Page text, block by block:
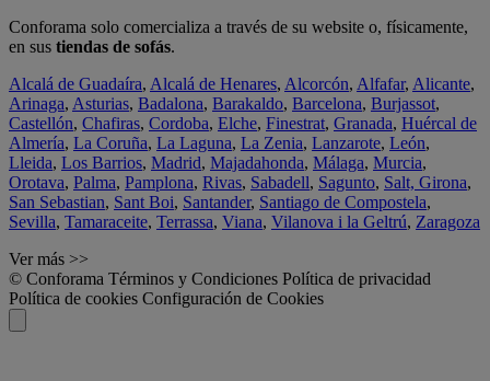
Conforama solo comercializa a través de su website o, físicamente,
en sus tiendas de sofás.
Alcalá de Guadaíra, Alcalá de Henares, Alcorcón, Alfafar, Alicante,
Arinaga, Asturias, Badalona, Barakaldo, Barcelona, Burjassot,
Castellón, Chafiras, Cordoba, Elche, Finestrat, Granada, Huércal de
Almería, La Coruña, La Laguna, La Zenia, Lanzarote, León,
Lleida, Los Barrios, Madrid, Majadahonda, Málaga, Murcia,
Orotava, Palma, Pamplona, Rivas, Sabadell, Sagunto, Salt, Girona,
San Sebastian, Sant Boi, Santander, Santiago de Compostela,
Sevilla, Tamaraceite, Terrassa, Viana, Vilanova i la Geltrú, Zaragoza
Ver más >>
© Conforama Términos y Condiciones Política de privacidad
Política de cookies Configuración de Cookies